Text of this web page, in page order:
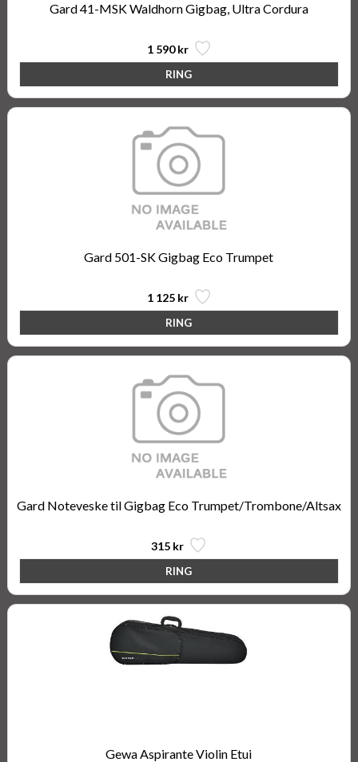
Gard 41-MSK Waldhorn Gigbag, Ultra Cordura
1 590 kr
Gard 501-SK Gigbag Eco Trumpet
1 125 kr
Gard Noteveske til Gigbag Eco Trumpet/Trombone/Altsax
315 kr
Gewa Aspirante Violin Etui